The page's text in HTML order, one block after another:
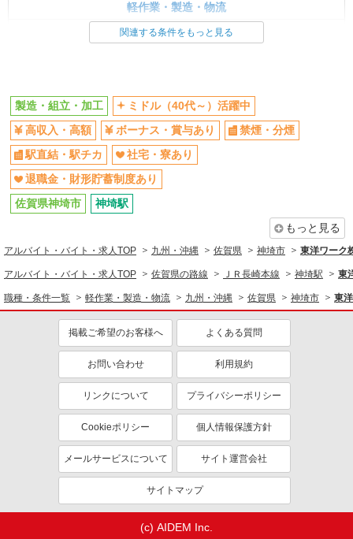
軽作業・製造・物流
社宅・寮あり
関連する条件をもっと見る
製造・組立・加工
ミドル（40代～）活躍中
高収入・高額
ボーナス・賞与あり
禁煙・分煙
駅直結・駅チカ
社宅・寮あり
退職金・財形貯蓄制度あり
佐賀県神埼市
神埼駅
もっと見る
アルバイト・バイト・求人TOP 九州・沖縄 佐賀県 神埼市 東洋ワーク
アルバイト・バイト・求人TOP 佐賀県の路線 ＪＲ長崎本線 神埼駅 東
職種・条件一覧 軽作業・製造・物流 九州・沖縄 佐賀県 神埼市 東
掲載ご希望のお客様へ よくある質問
お問い合わせ 利用規約
リンクについて プライバシーポリシー
Cookieポリシー 個人情報保護方針
メールサービスについて サイト運営会社
サイトマップ
(c) AIDEM Inc.